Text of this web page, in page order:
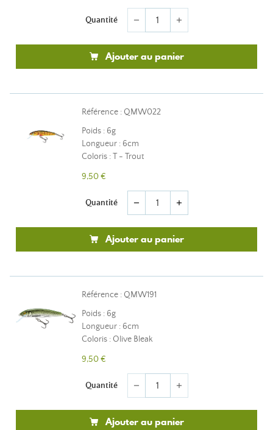
Quantité remove add
Ajouter au panier
Référence : QMW022
Poids : 6g
Longueur : 6cm
Coloris : T - Trout
9,50 €
Quantité remove add
Ajouter au panier
Référence : QMW191
Poids : 6g
Longueur : 6cm
Coloris : Olive Bleak
9,50 €
Quantité remove add
Ajouter au panier